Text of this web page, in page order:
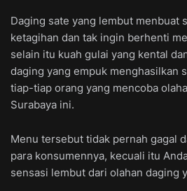
Daging sate yang lembut menbuat
ketagihan dan tak ingin berhenti
selain itu kuah gulai yang kental
daging yang empuk menghasilkan
tiap-tiap orang yang mencoba
Surabaya ini.
Menu tersebut tidak pernah gagal
para konsumennya, kecuali itu
sensasi lembut dari olahan daging